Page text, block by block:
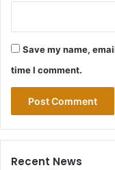
Save my name,
time I comment.
Recent News